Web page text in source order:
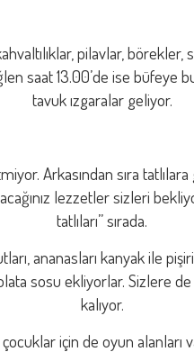
pilavlar, börekler,
saat 13.00’de ise büfeye
tavuk ızgaralar geliyor.
Arkasından sıra
lezzetler sizleri
tatlıları” sırada.
ananasları kanyak ile
sosu ekliyorlar. Sizlere
kalıyor.
için de oyun alanları